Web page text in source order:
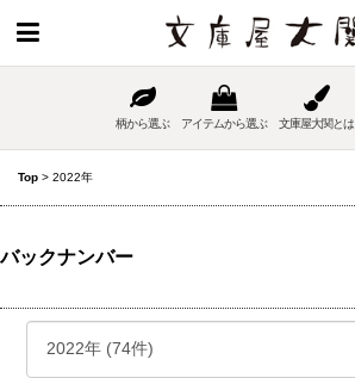
柄から選ぶ アイテムから選ぶ 文庫屋大関とは
Top > 2022年
バックナンバー